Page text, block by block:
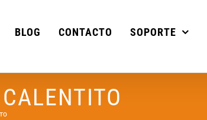
BLOG CONTACTO SOPORTE